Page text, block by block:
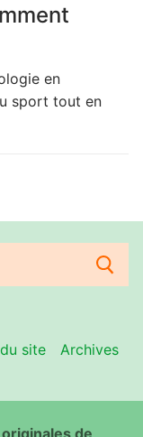
en
sport tout en
site
Archives